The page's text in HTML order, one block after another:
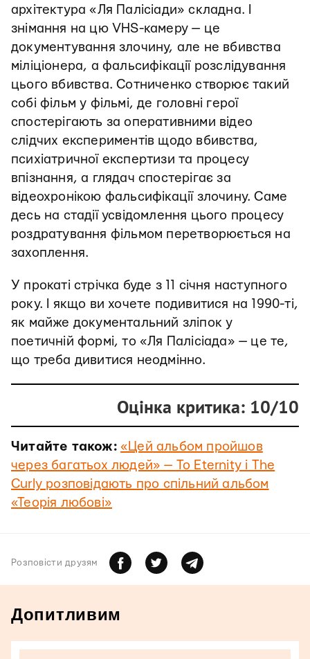
архітектура «Ля Палісіади» складна. І
знімання на цю VHS-камеру — це
документування злочину, але не вбивства
міліціонера, а фальсифікації розслідування
цього вбивства. Сотниченко створює такий
собі фільм у фільмі, де головні герої
спостерігають за оперативними відео
слідчих експериментів щодо вбивства,
психіатричної експертизи та процесу
впізнання, а глядач спостерігає за
відеохронікою фальсифікації злочину. Саме
десь на стадії усвідомлення цього процесу
роздратування фільмом перетворюється на
захоплення.
У прокаті стрічка буде з 11 січня наступного
року. І якщо ви хочете подивитися на 1990-ті,
як майже документальний зліпок у
поетичній формі, то «Ля Палісіада» — це те,
що треба дивитися неодмінно.
Оцінка критика: 10/10
Читайте також: «Цей альбом пройшов
через багатьох людей» — To Eternity і The
Curly розповідають про спільний альбом
«Теорія любові»
Розповiсти друзям
Допитливим